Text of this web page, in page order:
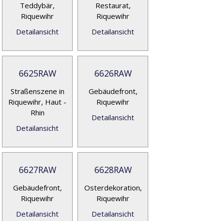
Teddybär,
Riquewihr
Detailansicht
Restaurat,
Riquewihr
Detailansicht
6625RAW
Straßenszene in
Riquewihr, Haut -
Rhin
Detailansicht
6626RAW
Gebäudefront,
Riquewihr
Detailansicht
6627RAW
Gebäudefront,
Riquewihr
Detailansicht
6628RAW
Osterdekoration,
Riquewihr
Detailansicht